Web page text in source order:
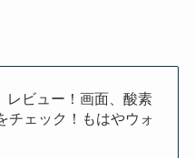
レビュー！画面、酸素
チェック！もはやウォ